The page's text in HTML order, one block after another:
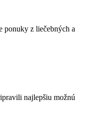
ponuky z liečebných a
najlepšiu možnú